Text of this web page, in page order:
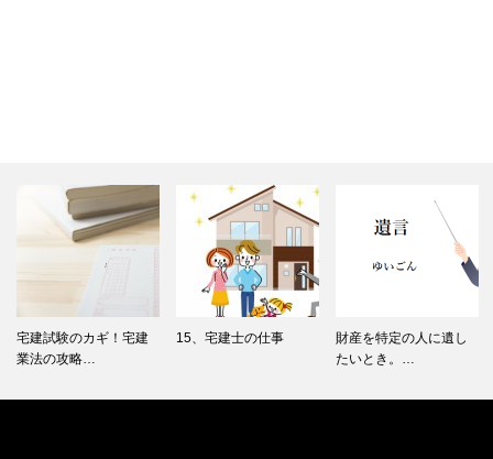
15、宅建士の仕事
財産を特定の人に遺し
8、宅建スクールはどれ
がいいの…